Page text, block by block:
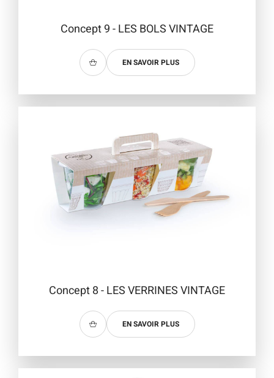
Concept 9 - LES BOLS VINTAGE
EN SAVOIR PLUS
Concept 8 - LES VERRINES VINTAGE
EN SAVOIR PLUS